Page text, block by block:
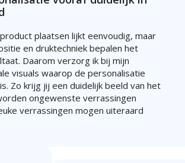
plaatsen lijkt eenvoudig, maar
en druktechniek bepalen het
Daarom verzorg ik bij mijn
visuals waarop de personalisatie
Zo krijg jij een duidelijk beeld van het
ongewenste verrassingen
verrassingen mogen uiteraard